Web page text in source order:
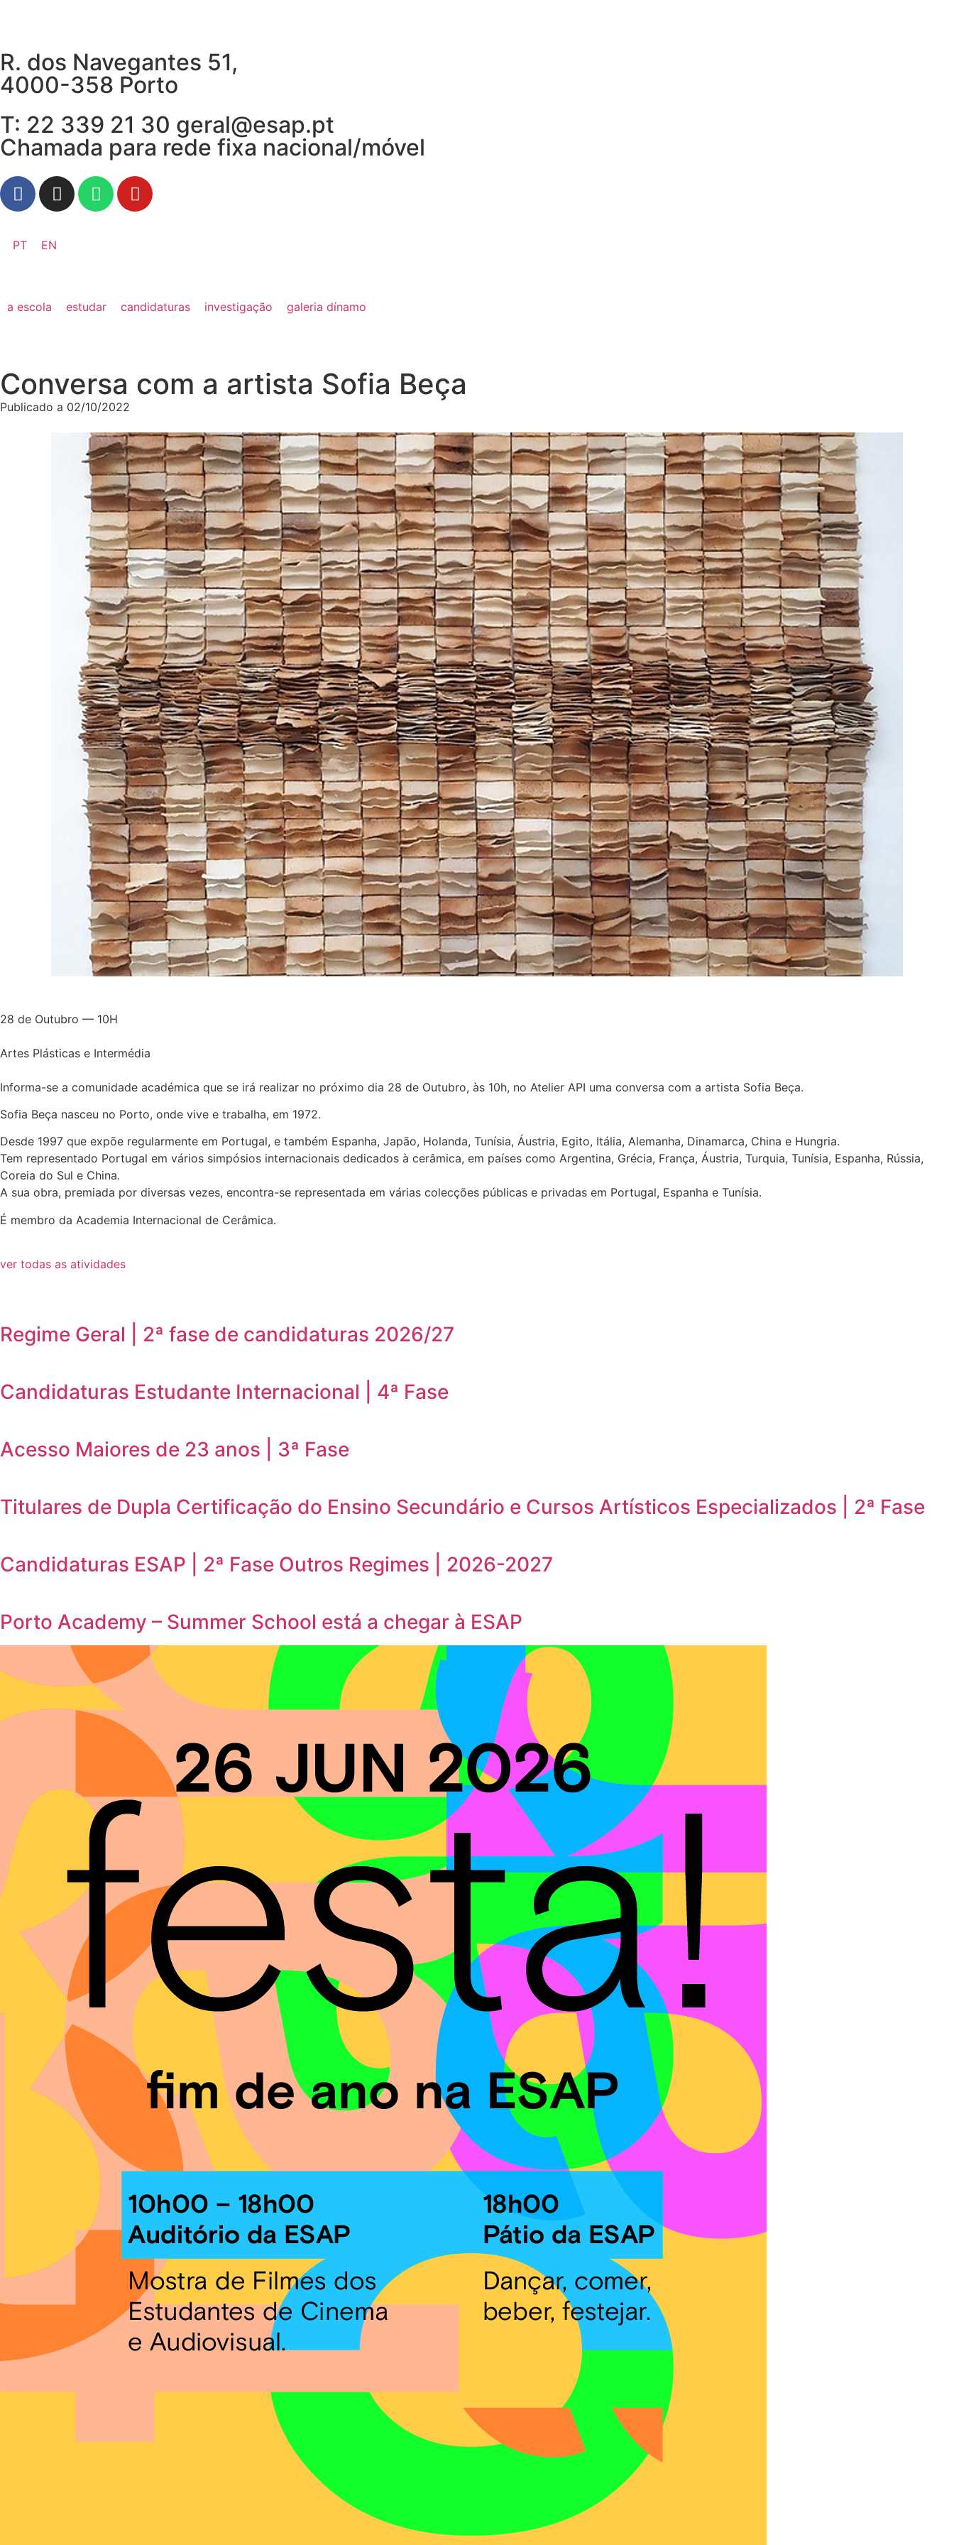
R. dos Navegantes 51,
4000-358 Porto
T: 22 339 21 30 geral@esap.pt
Chamada para rede fixa nacional/móvel
PT EN
a escola estudar candidaturas investigação galeria dínamo
Conversa com a artista Sofia Beça
Publicado a 02/10/2022
28 de Outubro — 10H
Artes Plásticas e Intermédia
Informa-se a comunidade académica que se irá realizar no próximo dia 28 de Outubro, às 10h, no Atelier API uma conversa com a artista Sofia Beça.
Sofia Beça nasceu no Porto, onde vive e trabalha, em 1972.
Desde 1997 que expõe regularmente em Portugal, e também Espanha, Japão, Holanda, Tunísia, Áustria, Egito, Itália, Alemanha, Dinamarca, China e Hungria.
Tem representado Portugal em vários simpósios internacionais dedicados à cerâmica, em países como Argentina, Grécia, França, Áustria, Turquia, Tunísia, Espanha, Rússia,
Coreia do Sul e China.
A sua obra, premiada por diversas vezes, encontra-se representada em várias colecções públicas e privadas em Portugal, Espanha e Tunísia.
É membro da Academia Internacional de Cerâmica.
ver todas as atividades
Regime Geral | 2ª fase de candidaturas 2026/27
Candidaturas Estudante Internacional | 4ª Fase
Acesso Maiores de 23 anos | 3ª Fase
Titulares de Dupla Certificação do Ensino Secundário e Cursos Artísticos Especializados | 2ª Fase
Candidaturas ESAP | 2ª Fase Outros Regimes | 2026-2027
Porto Academy – Summer School está a chegar à ESAP